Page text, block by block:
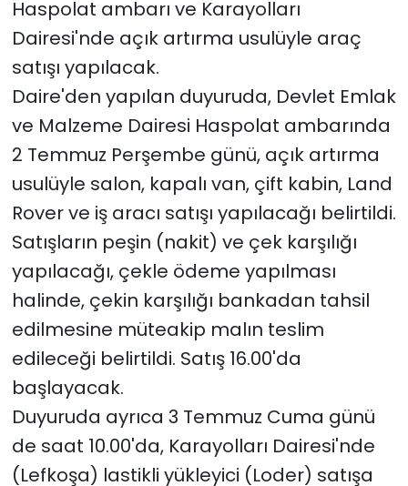
Haspolat ambarı ve Karayolları
Dairesi'nde açık artırma usulüyle araç
satışı yapılacak.
Daire'den yapılan duyuruda, Devlet Emlak
ve Malzeme Dairesi Haspolat ambarında
2 Temmuz Perşembe günü, açık artırma
usulüyle salon, kapalı van, çift kabin, Land
Rover ve iş aracı satışı yapılacağı belirtildi.
Satışların peşin (nakit) ve çek karşılığı
yapılacağı, çekle ödeme yapılması
halinde, çekin karşılığı bankadan tahsil
edilmesine müteakip malın teslim
edileceği belirtildi. Satış 16.00'da
başlayacak.
Duyuruda ayrıca 3 Temmuz Cuma günü
de saat 10.00'da, Karayolları Dairesi'nde
(Lefkoşa) lastikli yükleyici (Loder) satışa
TÜRKiYE
Video Galeri
YAŞAM
Yazarlar